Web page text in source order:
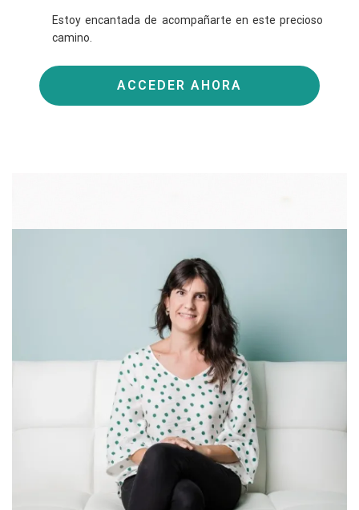
Estoy encantada de acompañarte en este precioso
camino.
ACCEDER AHORA